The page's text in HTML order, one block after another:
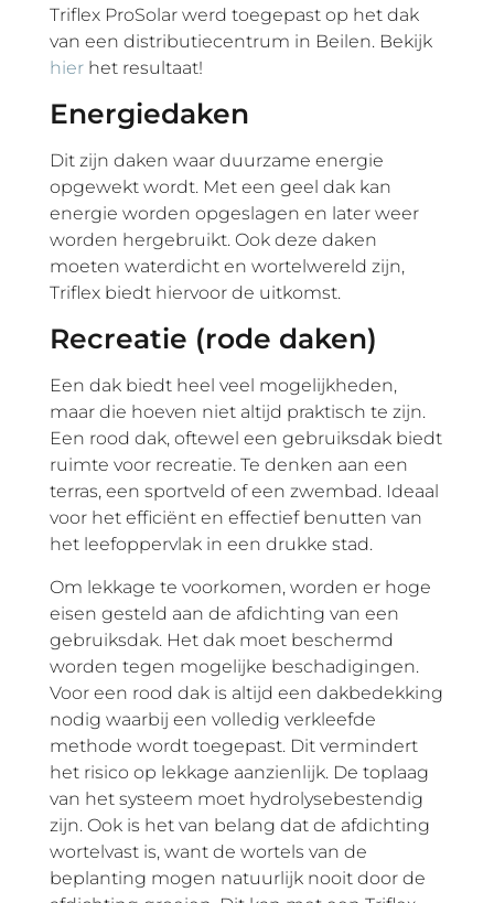
Triflex ProSolar werd toegepast op het dak
van een distributiecentrum in Beilen. Bekijk
hier het resultaat!
Energiedaken
Dit zijn daken waar duurzame energie
opgewekt wordt. Met een geel dak kan
energie worden opgeslagen en later weer
worden hergebruikt. Ook deze daken
moeten waterdicht en wortelwereld zijn,
Triflex biedt hiervoor de uitkomst.
Recreatie (rode daken)
Een dak biedt heel veel mogelijkheden,
maar die hoeven niet altijd praktisch te zijn.
Een rood dak, oftewel een gebruiksdak biedt
ruimte voor recreatie. Te denken aan een
terras, een sportveld of een zwembad. Ideaal
voor het efficiënt en effectief benutten van
het leefoppervlak in een drukke stad.
Om lekkage te voorkomen, worden er hoge
eisen gesteld aan de afdichting van een
gebruiksdak. Het dak moet beschermd
worden tegen mogelijke beschadigingen.
Voor een rood dak is altijd een dakbedekking
nodig waarbij een volledig verkleefde
methode wordt toegepast. Dit vermindert
het risico op lekkage aanzienlijk. De toplaag
van het systeem moet hydrolysebestendig
zijn. Ook is het van belang dat de afdichting
wortelvast is, want de wortels van de
beplanting mogen natuurlijk nooit door de